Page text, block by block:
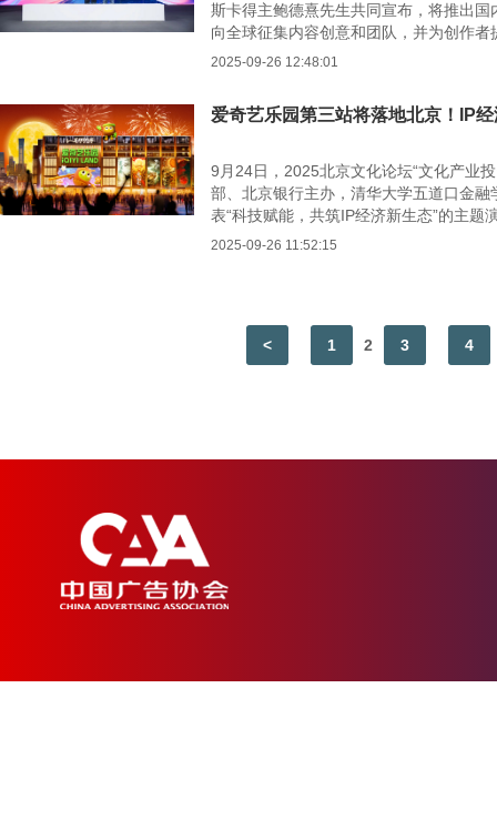
斯卡得主鲍德熹先生共同宣布，将推出
向全球征集内容创意和团队，并为创作
术性和商业性的AI叙事影片计划于2026
2025-09-26 12:48:01
爱奇艺乐园第三站将落地北京！IP
9月24日，2025北京文化论坛“文化产业
部、北京银行主办，清华大学五道口金
表“科技赋能，共筑IP经济新生态”的主
心签署合作协议，爱奇艺乐园将入驻北
2025-09-26 11:52:15
< 1 2 3 4